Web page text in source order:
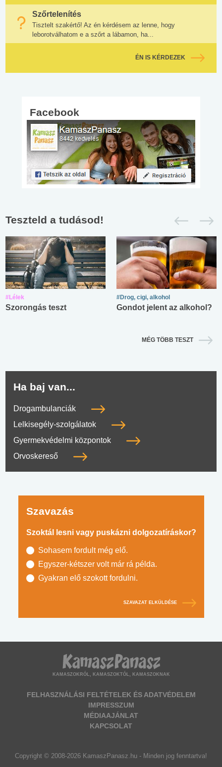
Szőrtelenítés
Tisztelt szakértő! Az én kérdésem az lenne, hogy
leborotválhatom e a szőrt a lábamon, ha...
ÉN IS KÉRDEZEK
Facebook
Teszteld a tudásod!
#Lélek
Szorongás teszt
#Drog, cigi, alkohol
Gondot jelent az alkohol?
MÉG TÖBB TESZT
Ha baj van...
Drogambulanciák
Lelkisegély-szolgálatok
Gyermekvédelmi központok
Orvoskereső
Szavazás
Szoktál lesni vagy puskázni dolgozatíráskor?
Sohasem fordult még elő.
Egyszer-kétszer volt már rá példa.
Gyakran elő szokott fordulni.
SZAVAZAT ELKÜLDÉSE
KAMASZOKRÓL, KAMASZOKTÓL, KAMASZOKNAK
FELHASZNÁLÁSI FELTÉTELEK ÉS ADATVÉDELEM
IMPRESSZUM
MÉDIAAJÁNLAT
KAPCSOLAT
Copyright © 2008-2026 KamaszPanasz.hu - Minden jog fenntartva!